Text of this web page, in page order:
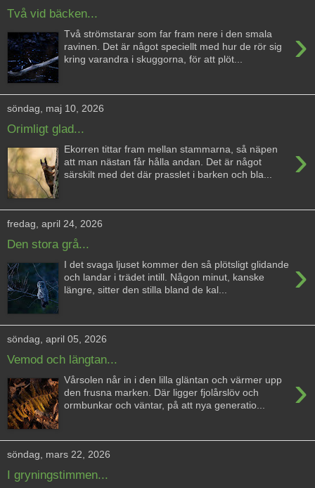
Två vid bäcken...
›
Två strömstarar som far fram nere i den smala
ravinen. Det är något speciellt med hur de rör sig
kring varandra i skuggorna, för att plöt...
söndag, maj 10, 2026
Orimligt glad...
›
Ekorren tittar fram mellan stammarna, så näpen
att man nästan får hålla andan. Det är något
särskilt med det där prasslet i barken och bla...
fredag, april 24, 2026
Den stora grå...
›
I det svaga ljuset kommer den så plötsligt glidande
och landar i trädet intill. Någon minut, kanske
längre, sitter den stilla bland de kal...
söndag, april 05, 2026
Vemod och längtan...
›
Vårsolen når in i den lilla gläntan och värmer upp
den frusna marken. Där ligger fjolårslöv och
ormbunkar och väntar, på att nya generatio...
söndag, mars 22, 2026
I gryningstimmen...